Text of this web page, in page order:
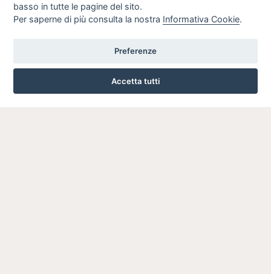
basso in tutte le pagine del sito.
Per saperne di più consulta la nostra Informativa Cookie.
Preferenze
Accetta tutti